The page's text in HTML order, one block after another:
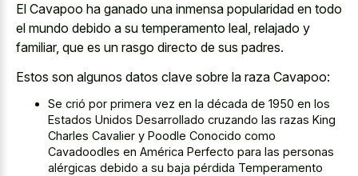
El Cavapoo ha ganado una inmensa popularidad en todo
el mundo debido a su temperamento leal, relajado y
familiar, que es un rasgo directo de sus padres.
Estos son algunos datos clave sobre la raza Cavapoo:
Se crió por primera vez en la década de 1950 en los
Estados Unidos Desarrollado cruzando las razas King
Charles Cavalier y Poodle Conocido como
Cavadoodles en América Perfecto para las personas
alérgicas debido a su baja pérdida Temperamento